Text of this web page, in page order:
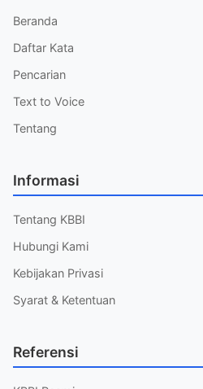
Beranda
Daftar Kata
Pencarian
Text to Voice
Tentang
Informasi
Tentang KBBI
Hubungi Kami
Kebijakan Privasi
Syarat & Ketentuan
Referensi